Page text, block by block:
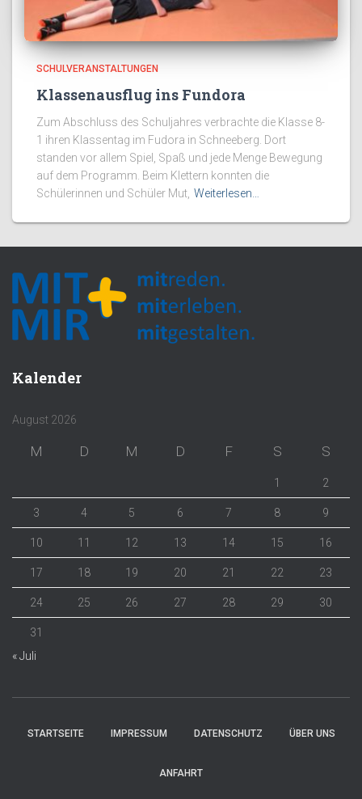
SCHULVERANSTALTUNGEN
Klassenausflug ins Fundora
Zum Abschluss des Schuljahres verbrachte die Klasse 8-
1 ihren Klassentag im Fudora in Schneeberg. Dort
standen vor allem Spiel, Spaß und jede Menge Bewegung
auf dem Programm. Beim Klettern konnten die
Schülerinnen und Schüler Mut, Weiterlesen…
Kalender
August 2026
M D M D F S S
1 2
3 4 5 6 7 8 9
10 11 12 13 14 15 16
17 18 19 20 21 22 23
24 25 26 27 28 29 30
31
« Juli
STARTSEITE IMPRESSUM DATENSCHUTZ ÜBER UNS
ANFAHRT